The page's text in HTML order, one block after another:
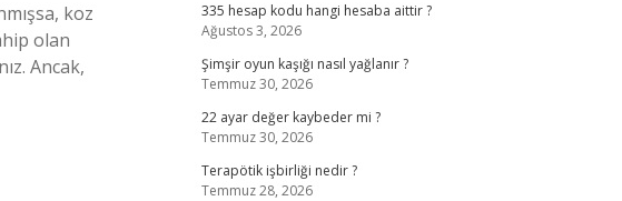
koz
olan
Ancak,
335 hesap kodu hangi hesaba aittir ?
Ağustos 3, 2026
Şimşir oyun kaşığı nasıl yağlanır ?
Temmuz 30, 2026
22 ayar değer kaybeder mi ?
Temmuz 30, 2026
Terapötik işbirliği nedir ?
Temmuz 28, 2026